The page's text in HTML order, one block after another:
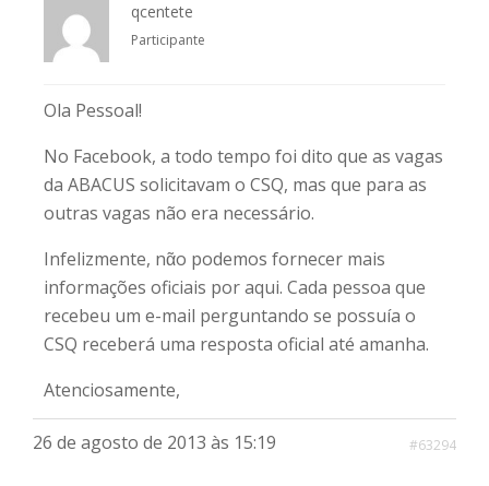
qcentete
Participante
Ola Pessoal!
No Facebook, a todo tempo foi dito que as vagas
da ABACUS solicitavam o CSQ, mas que para as
outras vagas não era necessário.
Infelizmente, nᾶo podemos fornecer mais
informações oficiais por aqui. Cada pessoa que
recebeu um e-mail perguntando se possuía o
CSQ receberá uma resposta oficial até amanha.
Atenciosamente,
26 de agosto de 2013 às 15:19 #63294